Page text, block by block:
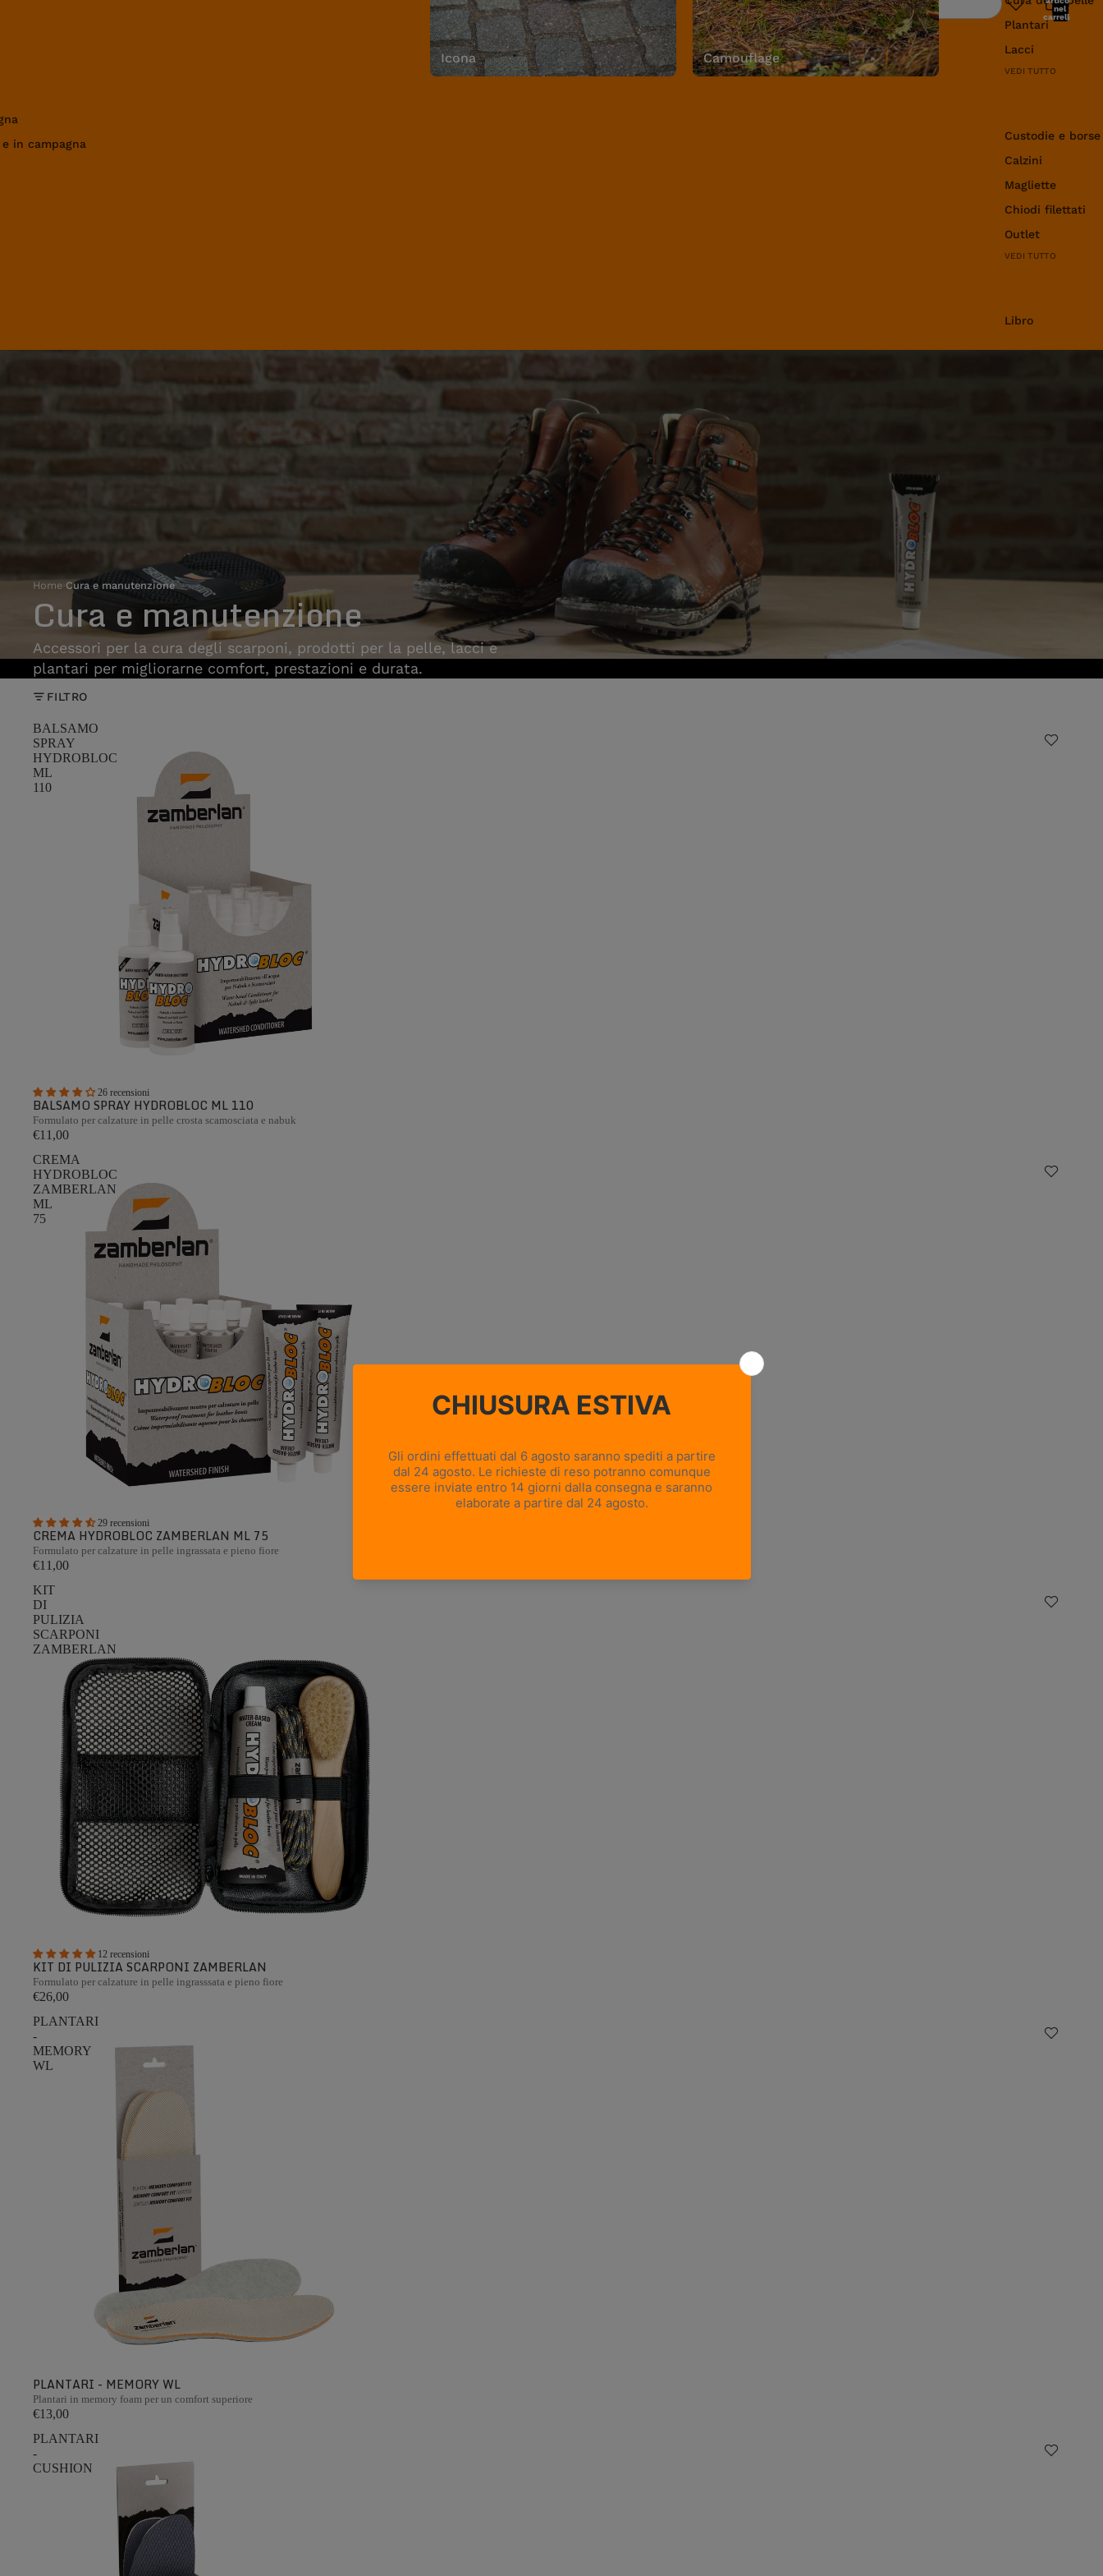
in campagna
Icona Camouflage
Plantari
Lacci
VEDI TUTTO
Custodie e
Calzini
Magliette
Chiodi filettati
Outlet
VEDI TUTTO
Libro
Ricerca
nel
carrello:
Home›Cura e manutenzione
Cura e manutenzione
Accessori per la cura degli scarponi, prodotti per la pelle, lacci e
plantari per migliorarne comfort, prestazioni e durata.
FILTRO
BALSAMO
SPRAY
HYDROBLOC
ML
110
26 recensioni
BALSAMO SPRAY HYDROBLOC ML 110
Formulato per calzature in pelle crosta scamosciata e nabuk
€11,00
CREMA
HYDROBLOC
ZAMBERLAN
ML
75
29 recensioni
CREMA HYDROBLOC ZAMBERLAN ML 75
Formulato per calzature in pelle ingrassata e pieno fiore
€11,00
KIT
DI
PULIZIA
SCARPONI
ZAMBERLAN
12 recensioni
KIT DI PULIZIA SCARPONI ZAMBERLAN
Formulato per calzature in pelle ingrasssata e pieno fiore
€26,00
PLANTARI
-
MEMORY
WL
PLANTARI - MEMORY WL
Plantari in memory foam per un comfort superiore
€13,00
PLANTARI
-
CUSHION